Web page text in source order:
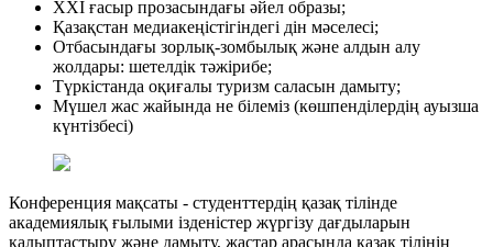
XXI ғасыр прозасындағы әйел образы;
Қазақстан медиакеңістігіндегі дін мәселесі;
Отбасындағы зорлық-зомбылық және алдын алу
жолдары: шетелдік тәжірибе;
Түркістанда оқиғалы туризм саласын дамыту;
Мүшел жас жайында не білеміз (көшпенділердің ауызша
күнтізбесі)
Конференция мақсаты - студенттердің қазақ тілінде
академиялық ғылыми ізденістер жүргізу дағдыларын
қалыптастыру және дамыту, жастар арасында қазақ тілінің